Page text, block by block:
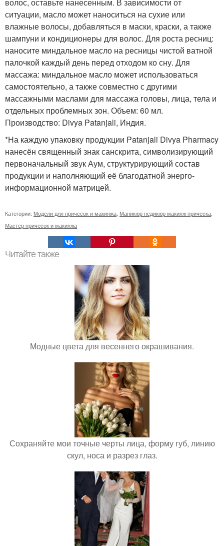
волос, оставьте нанесенным. В зависимости от
ситуации, масло может наноситься на сухие или
влажные волосы, добавляться в маски, краски, а также
шампуни и кондиционеры для волос. Для роста ресниц:
наносите миндальное масло на ресницы чистой ватной
палочкой каждый день перед отходом ко сну. Для
массажа: миндальное масло может использоваться
самостоятельно, а также совместно с другими
массажными маслами для массажа головы, лица, тела и
отдельных проблемных зон. Объем: 60 мл.
Производство: Divya Patanjali, Индия.
*На каждую упаковку продукции Patanjali Divya Pharmacy
нанесён священный знак санскрита, символизирующий
первоначальный звук Аум, структурирующий состав
продукции и наполняющий её благодатной энерго-
информационной матрицей.
Категории: Модели для причесок и макияжа, Маникюр педикюр макияж прическа,
Мастер причесок и макияжа
Читайте также
Модные цвета для весеннего окрашивания.
Сохраняйте мои точные черты лица, форму губ, линию
скул, носа и разрез глаз.